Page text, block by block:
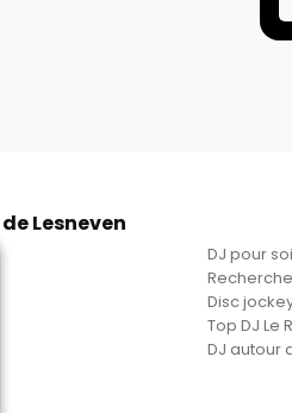
Lesneven
DJ pour
Disc
Top DJ Le
DJ autour